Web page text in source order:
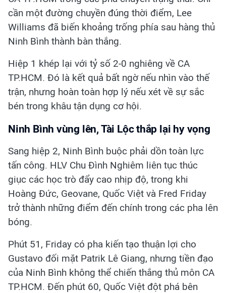
cần một đường chuyền đúng thời điểm, Lee
Williams đã biến khoảng trống phía sau hàng thủ
Ninh Bình thành bàn thắng.
Hiệp 1 khép lại với tỷ số 2-0 nghiêng về CA
TP.HCM. Đó là kết quả bất ngờ nếu nhìn vào thế
trận, nhưng hoàn toàn hợp lý nếu xét về sự sắc
bén trong khâu tận dụng cơ hội.
Ninh Bình vùng lên, Tài Lộc thắp lại hy vọng
Sang hiệp 2, Ninh Bình buộc phải dồn toàn lực
tấn công. HLV Chu Đình Nghiêm liên tục thúc
giục các học trò đẩy cao nhịp độ, trong khi
Hoàng Đức, Geovane, Quốc Việt và Fred Friday
trở thành những điểm đến chính trong các pha lên
bóng.
Phút 51, Friday có pha kiến tạo thuận lợi cho
Gustavo đối mặt Patrik Lê Giang, nhưng tiền đạo
của Ninh Bình không thể chiến thắng thủ môn CA
TP.HCM. Đến phút 60, Quốc Việt đột phá bên